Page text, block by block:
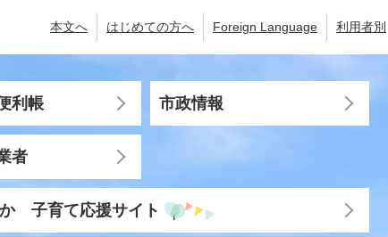
本文へ はじめての方へ Foreign Language 利用者別
利帳 市政情報
者
子育て応援サイト